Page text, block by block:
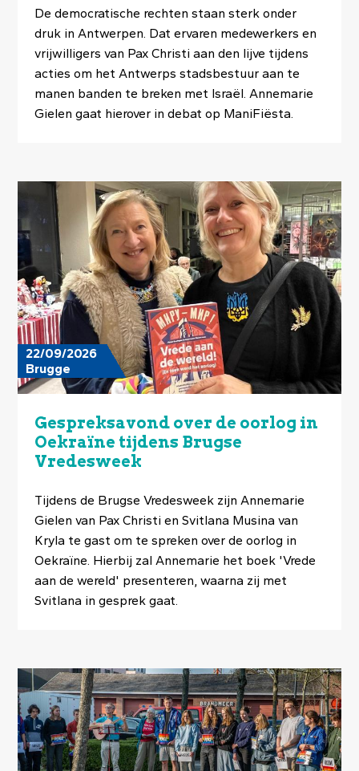
De democratische rechten staan sterk onder
druk in Antwerpen. Dat ervaren medewerkers en
vrijwilligers van Pax Christi aan den lijve tijdens
acties om het Antwerps stadsbestuur aan te
manen banden te breken met Israël. Annemarie
Gielen gaat hierover in debat op ManiFiësta.
Image
22/09/2026
Brugge
Gespreksavond over de oorlog in
Oekraïne tijdens Brugse
Vredesweek
Tijdens de Brugse Vredesweek zijn Annemarie
Gielen van Pax Christi en Svitlana Musina van
Kryla te gast om te spreken over de oorlog in
Oekraïne. Hierbij zal Annemarie het boek 'Vrede
aan de wereld' presenteren, waarna zij met
Svitlana in gesprek gaat.
Image